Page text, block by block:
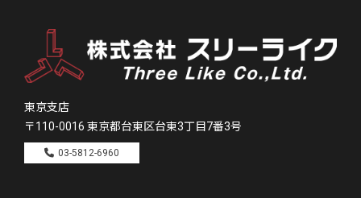
東京支店
〒110-0016 東京都台東区台東3丁目7番3号
03-5812-6960